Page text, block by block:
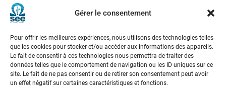
Gérer le consentement
Pour offrir les meilleures expériences, nous utilisons des technologies telles
que les cookies pour stocker et/ou accéder aux informations des appareils.
Le fait de consentir à ces technologies nous permettra de traiter des
données telles que le comportement de navigation ou les ID uniques sur ce
site. Le fait de ne pas consentir ou de retirer son consentement peut avoir
un effet négatif sur certaines caractéristiques et fonctions.
Société de l’Electricité, de l’Electronique et des Technologies
de l’Information et de la Communication